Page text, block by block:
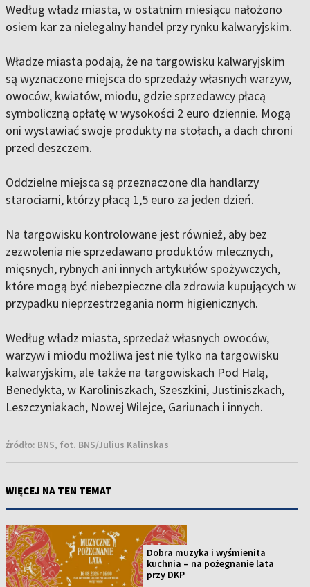
Według władz miasta, w ostatnim miesiącu nałożono
osiem kar za nielegalny handel przy rynku kalwaryjskim.
Władze miasta podają, że na targowisku kalwaryjskim
są wyznaczone miejsca do sprzedaży własnych warzyw,
owoców, kwiatów, miodu, gdzie sprzedawcy płacą
symboliczną opłatę w wysokości 2 euro dziennie. Mogą
oni wystawiać swoje produkty na stołach, a dach chroni
przed deszczem.
Oddzielne miejsca są przeznaczone dla handlarzy
starociami, którzy płacą 1,5 euro za jeden dzień.
Na targowisku kontrolowane jest również, aby bez
zezwolenia nie sprzedawano produktów mlecznych,
mięsnych, rybnych ani innych artykułów spożywczych,
które mogą być niebezpieczne dla zdrowia kupujących w
przypadku nieprzestrzegania norm higienicznych.
Według władz miasta, sprzedaż własnych owoców,
warzyw i miodu możliwa jest nie tylko na targowisku
kalwaryjskim, ale także na targowiskach Pod Halą,
Benedykta, w Karoliniszkach, Szeszkini, Justiniszkach,
Leszczyniakach, Nowej Wilejce, Gariunach i innych.
źródło: BNS, fot. BNS/Julius Kalinskas
WIĘCEJ NA TEN TEMAT
Dobra muzyka i wyśmienita
kuchnia – na pożegnanie lata
przy DKP